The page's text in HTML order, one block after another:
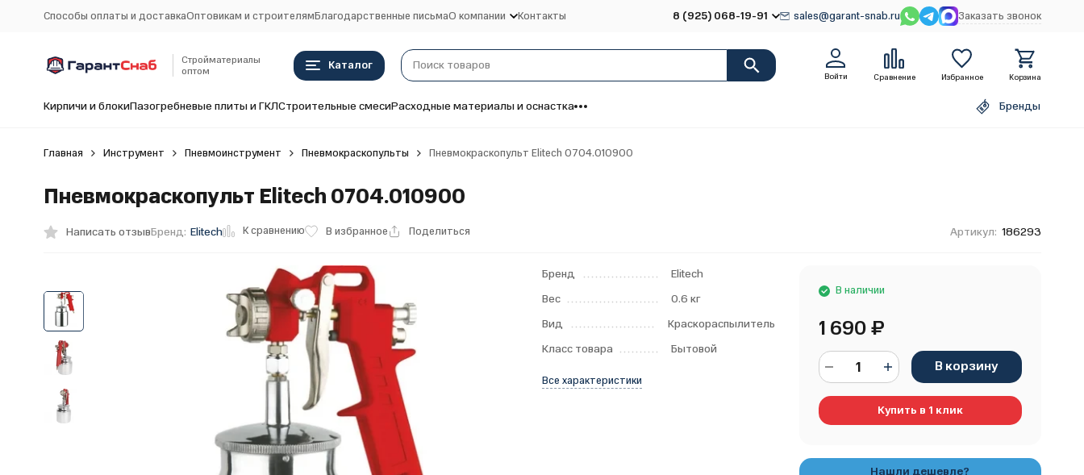
Способы оплаты и доставкаОптовикам и строителямБлагодарственные письмаО компании Контакты 8 (925) 068-19-91 sales@garant-snab.ru Заказать звонок
Стройматериалы
оптом
Каталог
Войти Сравнение Избранное Корзина
Кирпичи и блокиПазогребневые плиты и ГКЛСтроительные смесиРасходные материалы и оснастка Бренды
Главная Инструмент Пневмоинструмент Пневмокраскопульты Пневмокраскопульт Elitech 0704.010900
Пневмокраскопульт Elitech 0704.010900
Написать отзывБренд: Elitech К сравнению В избранное Поделиться Артикул: 186293
Бренд
Elitech
Вес
0.6 кг
Вид
Краскораспылитель
Класс товара
Бытовой
Все характеристики
В наличии
1 690₽
В корзину
Купить в 1 клик